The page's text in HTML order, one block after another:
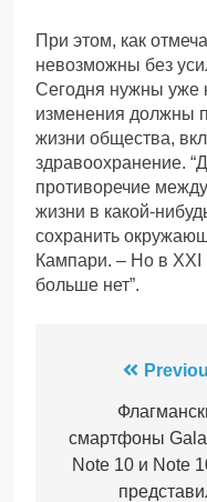
При этом, как
невозможны без
Сегодня нужны уже
изменения должны
жизни общества,
здравоохранение.
противоречие
жизни в какой-
сохранить
Кампари. – Но в XXI
больше нет”.
Навігація
записів
смартфоны
Note 10 и Note